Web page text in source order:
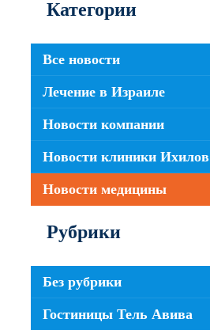
Категории
Все новости
Лечение в Израиле
Новости компании
Новости клиники Ихилов
Новости медицины
Рубрики
Без рубрики
Гостиницы Тель Авива